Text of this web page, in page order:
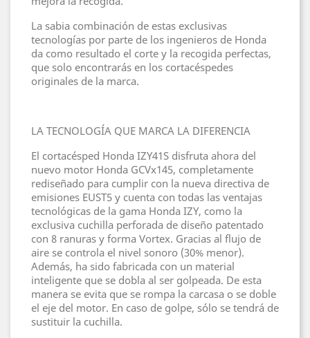
La sabia combinación de estas exclusivas
tecnologías por parte de los ingenieros de Honda
da como resultado el corte y la recogida perfectas,
que solo encontrarás en los cortacéspedes
originales de la marca.
LA TECNOLOGÍA QUE MARCA LA DIFERENCIA
El cortacésped Honda IZY41S disfruta ahora del
nuevo motor Honda GCVx145, completamente
rediseñado para cumplir con la nueva directiva de
emisiones EUST5 y cuenta con todas las ventajas
tecnológicas de la gama Honda IZY, como la
exclusiva cuchilla perforada de diseño patentado
con 8 ranuras y forma Vortex. Gracias al flujo de
aire se controla el nivel sonoro (30% menor).
Además, ha sido fabricada con un material
inteligente que se dobla al ser golpeada. De esta
manera se evita que se rompa la carcasa o se doble
el eje del motor. En caso de golpe, sólo se tendrá de
sustituir la cuchilla.